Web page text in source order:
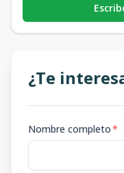
¿Te
Nombre completo*